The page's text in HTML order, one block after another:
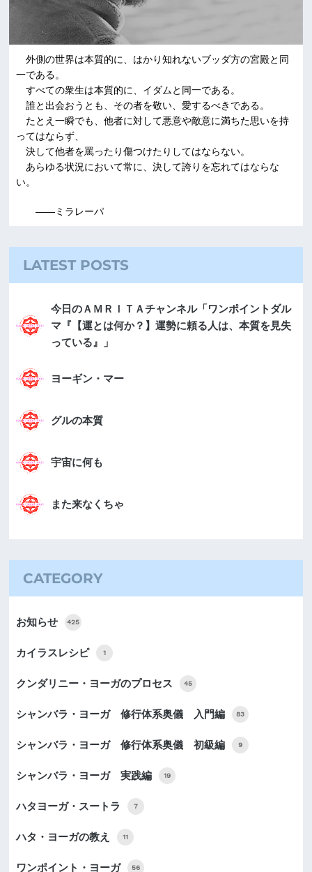
外側の世界は本質的に、はかり知れないブッダ方の宮殿と同
一である。
すべての衆生は本質的に、イダムと同一である。
誰と出会おうとも、その者を敬い、愛するべきである。
たとえ一瞬でも、他者に対して悪意や敵意に満ちた思いを持
ってはならず、
決して他者を罵ったり傷つけたりしてはならない。
あらゆる状況において常に、決して誇りを忘れてはならな
い。
――ミラレーパ
LATEST POSTS
今日のＡＭＲＩＴＡチャンネル「ワンポイントダル
マ『【運とは何か？】運勢に頼る人は、本質を見失
っている』」
ヨーギン・マー
グルの本質
宇宙に何も
また来なくちゃ
CATEGORY
お知らせ 425
カイラスレシピ 1
クンダリニー・ヨーガのプロセス 45
シャンバラ・ヨーガ 修行体系奥儀 入門編 83
シャンバラ・ヨーガ 修行体系奥儀 初級編 9
シャンバラ・ヨーガ 実践編 19
ハタヨーガ・スートラ 7
ハタ・ヨーガの教え 11
ワンポイント・ヨーガ 56